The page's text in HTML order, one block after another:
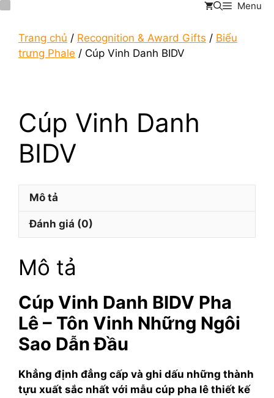
Chuyển
dung
Menu
Trang chủ / Recognition & Award Gifts / Biểu
trưng Phale / Cúp Vinh Danh BIDV
Cúp Vinh Danh
BIDV
Mô tả
Đánh giá (0)
Mô tả
Cúp Vinh Danh BIDV Pha
Lê – Tôn Vinh Những Ngôi
Sao Dẫn Đầu
Khẳng định đẳng cấp và ghi dấu những thành
tựu xuất sắc nhất với mẫu cúp pha lê thiết kế